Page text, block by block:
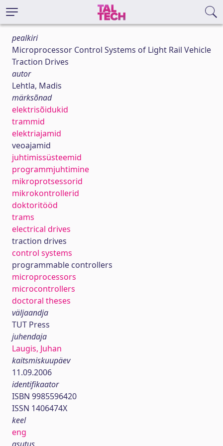
pealkiri
Microprocessor Control Systems of Light Rail Vehicle
Traction Drives
autor
Lehtla, Madis
märksõnad
elektrisõidukid
trammid
elektriajamid
veoajamid
juhtimissüsteemid
programmjuhtimine
mikroprotsessorid
mikrokontrollerid
doktoritööd
trams
electrical drives
traction drives
control systems
programmable controllers
microprocessors
microcontrollers
doctoral theses
väljaandja
TUT Press
juhendaja
Laugis, Juhan
kaitsmiskuupäev
11.09.2006
identifikaator
ISBN 9985596420
ISSN 1406474X
keel
eng